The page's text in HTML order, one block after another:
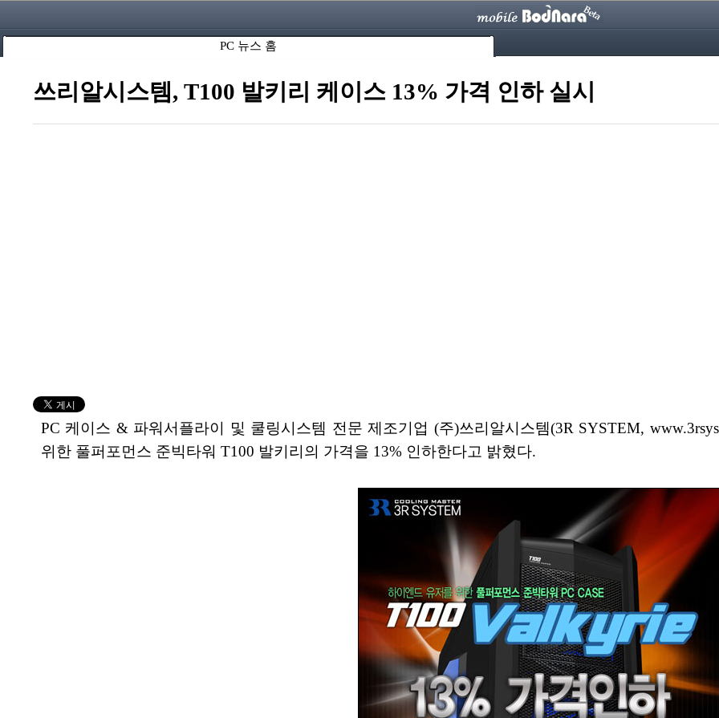
PC 뉴스 홈
쓰리알시스템, T100 발키리 케이스 13% 가격 인하 실시
PC 케이스 & 파워서플라이 및 쿨링시스템 전문 제조기업 (주)쓰리알시스템(3R SYSTEM,
위한 풀퍼포먼스 준빅타워 T100 발키리의 가격을 13% 인하한다고 밝혔다.